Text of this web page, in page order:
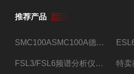
推荐产品
SMC100ASMC100A德国罗德与施瓦茨射频信号源
FSL3/FSL6频谱分析仪FSL3/FSL6罗德与施瓦茨